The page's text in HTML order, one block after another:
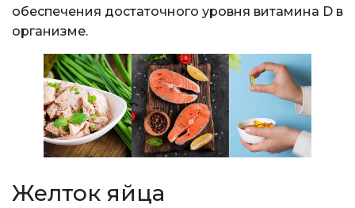
обеспечения достаточного уровня витамина D в
организме.
Желток яйца